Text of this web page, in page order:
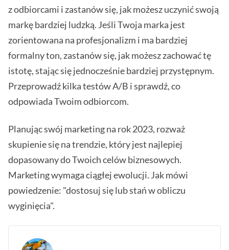
z odbiorcami i zastanów się, jak możesz uczynić swoją
markę bardziej ludzką. Jeśli Twoja marka jest
zorientowana na profesjonalizm i ma bardziej
formalny ton, zastanów się, jak możesz zachować tę
istotę, stając się jednocześnie bardziej przystępnym.
Przeprowadź kilka testów A/B i sprawdź, co
odpowiada Twoim odbiorcom.
Planując swój marketing na rok 2023, rozważ
skupienie się na trendzie, który jest najlepiej
dopasowany do Twoich celów biznesowych.
Marketing wymaga ciągłej ewolucji. Jak mówi
powiedzenie: "dostosuj się lub stań w obliczu
wyginięcia".